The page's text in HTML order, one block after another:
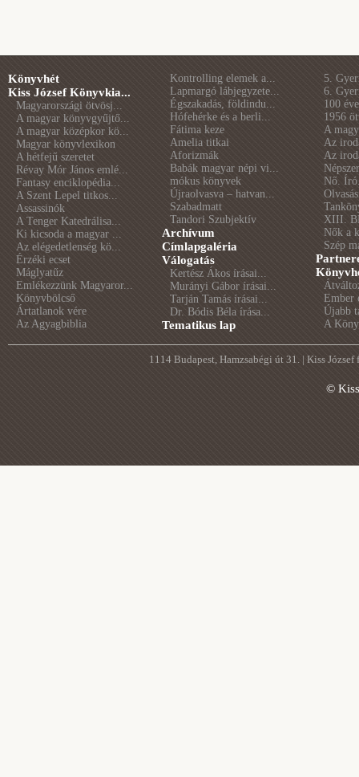
Könyvhét
Kiss József Könyvkia...
Magyarországi ötvösj...
A magyar könyvgyűjtő...
A magyar középkor kö...
Magyar könyvlexikon
A hétfejű szeretet
Révay Mór János emlé...
Fantasy enciklopédia...
A Szent Lepel titkos...
Assassinók
A Tenger Katedrálisa...
Ki kicsoda a magyar ...
Az elégedetlenség kö...
Érzéki ecset
Máglyatűz
Emlékezzünk Magyaror...
Könyvbölcső
Ártatlanok vére
Az Agyagbiblia
Kontrolling elemek a...
Lapmargó lábjegyzete...
Égszakadás, földindu...
Hófehérke és a berli...
Fátima keze
Amelia titkai
Aforizmák
Babák magyar népi vi...
mókus könyvek
Újraolvasva – hatvan...
Szabadmatt
Tandori Szubjektív
Archívum
Címlapgaléria
Válogatás
Kertész Ákos írásai...
Murányi Gábor írásai...
Tarján Tamás írásai...
Dr. Bódis Béla írása...
Tematikus lap
5.
6.
100
1956
A
Az
Az
Nő.
XIII.
Nők a
Szép
Ember
Újabb
A
1114 Budapest, Hamzsabégi út 31. | Kiss
©